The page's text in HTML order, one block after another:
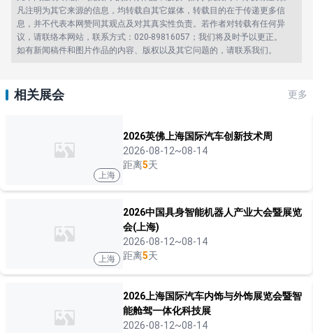
凡注明为其它来源的信息，均转载自其它媒体，转载目的在于传递更多信
息，并不代表本网赞同其观点及对其真实性负责。若作者对转载有任何异
议，请联络本网站，联系方式：020-89816057；我们将及时予以更正。
如有新闻稿件和图片作品的内容、版权以及其它问题的，请联系我们。
相关展会 更多
上海
2026英佛上海国际汽车创新技术周
2026-08-12~08-14
距离5天
上海
2026中国具身智能机器人产业大会暨展览
会(上海)
2026-08-12~08-14
距离5天
2026上海国际汽车内饰与外饰展览会暨智
能舱驾一体化科技展
2026-08-12~08-14